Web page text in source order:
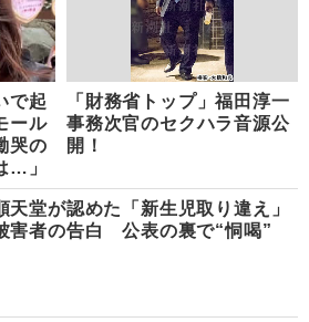
で起
ール
哭の
…」
「財務省トップ」福田淳一
事務次官のセクハラ音源公
開！
天堂が認めた「新生児取り違え」
害者の告白 公表の裏で“恫喝”